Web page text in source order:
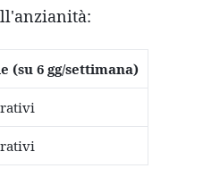
(su 6 gg/settimana)